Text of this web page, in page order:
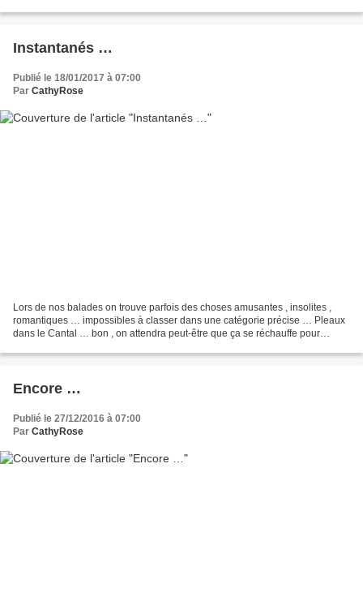
Instantanés …
Publié le 18/01/2017 à 07:00
Par CathyRose
Lors de nos balades on trouve parfois des choses amusantes , insolites ,
romantiques … impossibles à classer dans une catégorie précise … Pleaux
dans le Cantal … bon , on attendra peut-être que ça se réchauffe pour
Encore …
Publié le 27/12/2016 à 07:00
Par CathyRose